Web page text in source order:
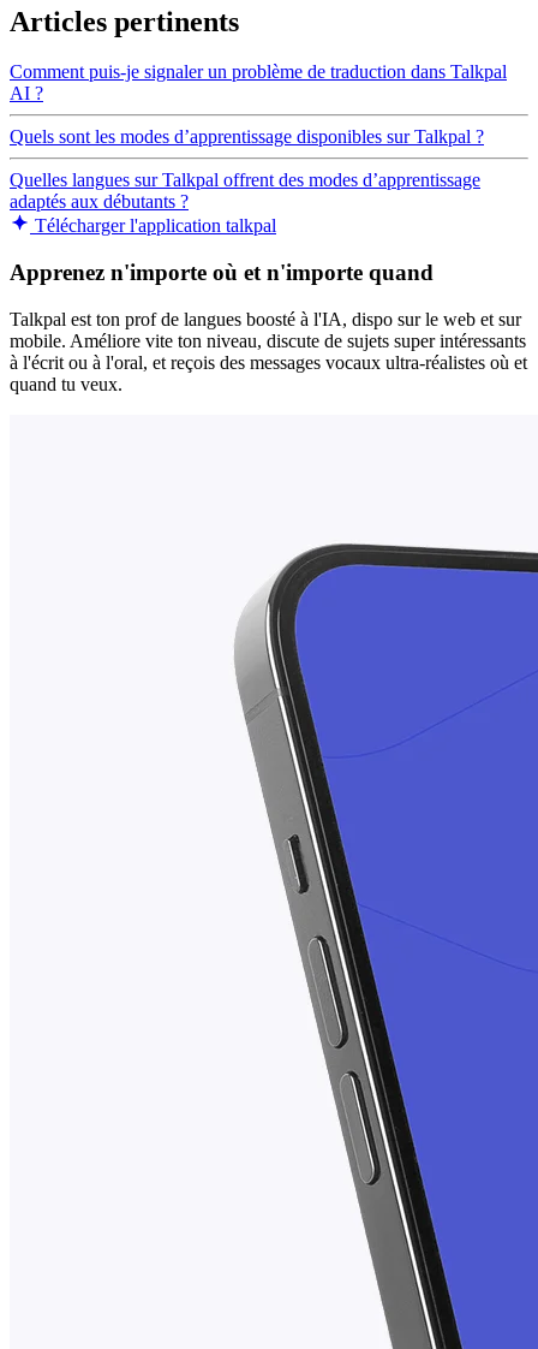
Articles pertinents
Comment puis-je signaler un problème de traduction dans Talkpal
AI ?
Quels sont les modes d’apprentissage disponibles sur Talkpal ?
Quelles langues sur Talkpal offrent des modes d’apprentissage
adaptés aux débutants ?
Télécharger l'application talkpal
Apprenez n'importe où et n'importe quand
Talkpal est ton prof de langues boosté à l'IA, dispo sur le web et sur
mobile. Améliore vite ton niveau, discute de sujets super intéressants
à l'écrit ou à l'oral, et reçois des messages vocaux ultra-réalistes où et
quand tu veux.